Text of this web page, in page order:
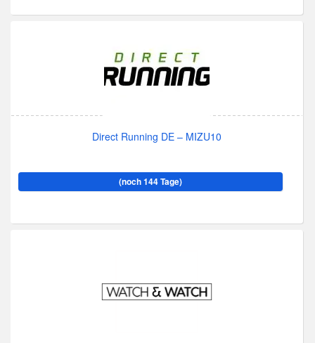
Direct Running DE – MIZU10
(noch 144 Tage)